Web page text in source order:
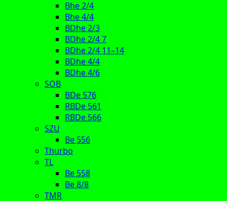
Bhe 2/4
Bhe 4/4
BDhe 2/3
BDhe 2/4 7
BDhe 2/4 11–14
BDhe 4/4
BDhe 4/6
SOB
BDe 576
RBDe 561
RBDe 566
SZU
Be 556
Thurbo
TL
Be 558
Be 8/8
TMR